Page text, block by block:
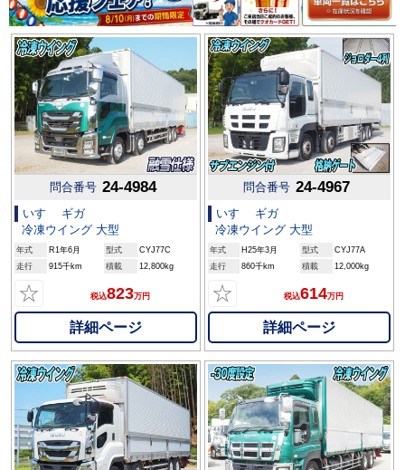
問合番号 24-4984
いすゞ ギガ
冷凍ウイング 大型
年式 R1年6月 型式
CYJ77C
走行
915千km 積載 12,800kg
☆ 税込823万円
詳細ページ
問合番号 24-4967
いすゞ ギガ
冷凍ウイング 大型
年式 H25年3月 型式
CYJ77A
走行
860千km 積載 12,000kg
☆ 税込614万円
詳細ページ